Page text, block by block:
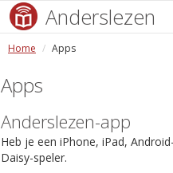
Anderslezen
Home Apps
Apps
Anderslezen-app
Heb je een iPhone, iPad,
Daisy-speler.